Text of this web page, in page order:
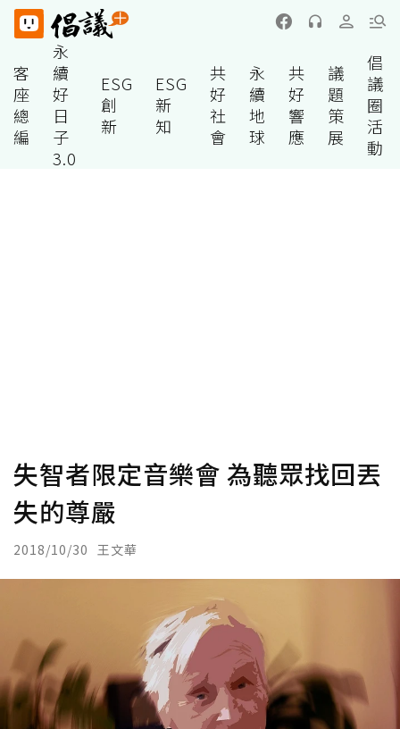
客
座
總
編
永
續
好
日
子
3.0
ESG
創
新
ESG
新
知
共
好
社
會
永
續
地
球
共
好
響
應
議
題
策
展
倡
議
圈
活
動
失智者限定音樂會 為聽眾找回丟
失的尊嚴
2018/10/30 王文華